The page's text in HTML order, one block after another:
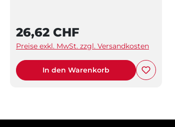
26,62 CHF
Preise exkl. MwSt. zzgl. Versandkosten
In den Warenkorb